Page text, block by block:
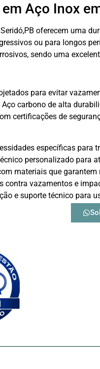
Aço Inox
oferecem uma
ou para longos
sendo uma
para evitar
Aço carbono de alta
certificações de
específicas para
personalizado para
materiais que garantem
contra vazamentos e
e suporte técnico para